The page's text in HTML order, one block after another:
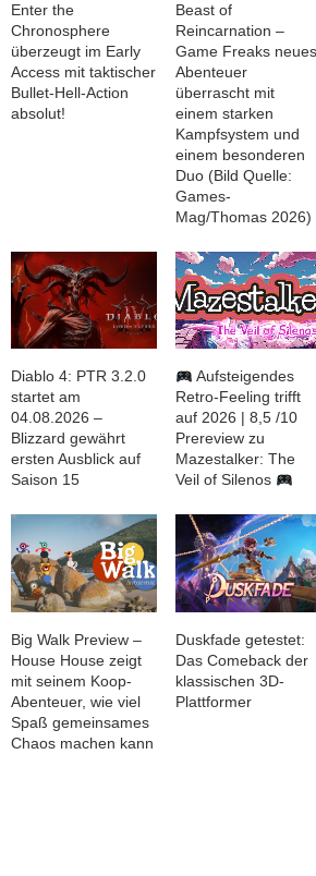
Enter the
Chronosphere
überzeugt im Early
Access mit taktischer
Bullet-Hell-Action
absolut!
Beast of
Reincarnation –
Game Freaks neues
Abenteuer
überrascht mit
einem starken
Kampfsystem und
einem besonderen
Duo (Bild Quelle:
Games-
Mag/Thomas 2026)
Diablo 4: PTR 3.2.0
startet am
04.08.2026 –
Blizzard gewährt
ersten Ausblick auf
Saison 15
Aufsteigendes
Retro-Feeling trifft
auf 2026 | 8,5 /10
Prereview zu
Mazestalker: The
Veil of Silenos
Big Walk Preview –
House House zeigt
mit seinem Koop-
Abenteuer, wie viel
Spaß gemeinsames
Chaos machen kann
Duskfade getestet:
Das Comeback der
klassischen 3D-
Plattformer